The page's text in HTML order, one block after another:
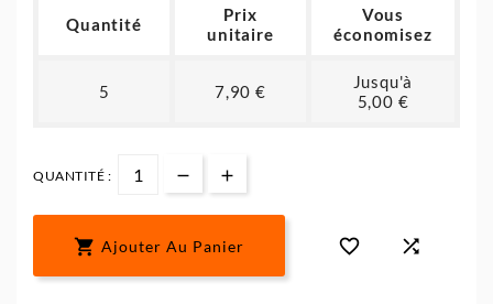
Quantité
Prix
unitaire
Vous
économisez
5 7,90 €
Jusqu'à
5,00 €
QUANTITÉ :
 Ajouter Au Panier  